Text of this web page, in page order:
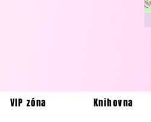
VIP zóna Knihovna